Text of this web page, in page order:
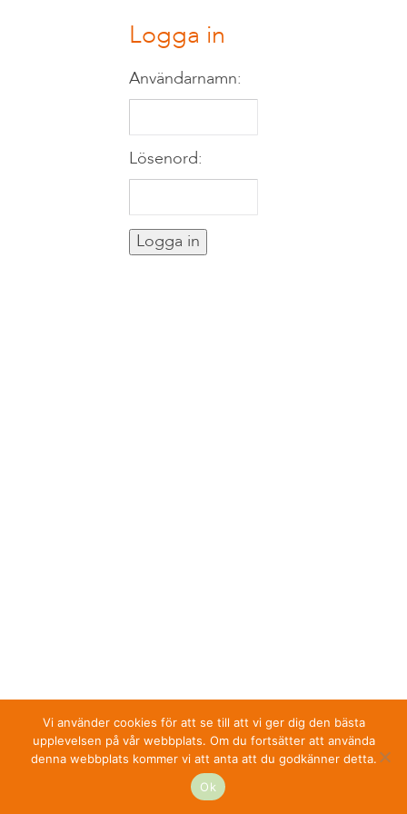
Logga in
Användarnamn:
Lösenord:
Vi använder cookies för att se till att vi ger dig den bästa
upplevelsen på vår webbplats. Om du fortsätter att använda
denna webbplats kommer vi att anta att du godkänner detta.
Ok